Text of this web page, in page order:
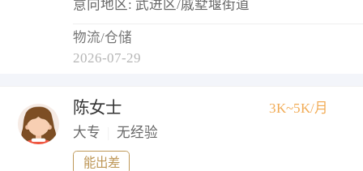
意向地区: 武进区/戚墅堰街道
物流/仓储
2026-07-29
陈女士
3K~5K/月
大专
无经验
能出差